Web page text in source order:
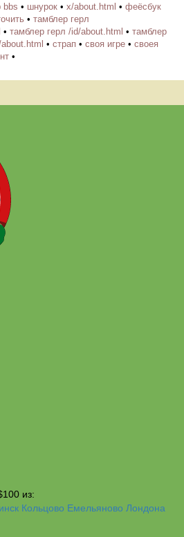
bbs • шнурок • х/about.html • феёсбук
• тамблер герл
• тамблер герл /id/about.html • тамблер
• страп • своя игре • своея
•
из:
Кольцово Емельяново Лондона